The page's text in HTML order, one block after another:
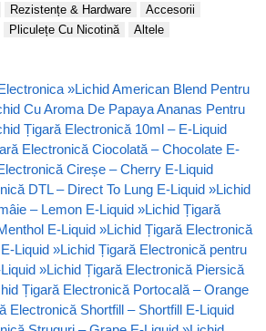
Rezistențe & Hardware
Accesorii
Pliculețe Cu Nicotină
Altele
»Lichid American Blend Pentru
Cu Aroma De Papaya Ananas Pentru
Țigară Electronică 10ml – E-Liquid
Electronică Ciocolată – Chocolate E-
Cireșe – Cherry E-Liquid
DTL – Direct To Lung E-Liquid »Lichid
– Lemon E-Liquid »Lichid Țigară
E-Liquid »Lichid Țigară Electronică
Liquid »Lichid Țigară Electronică pentru
»Lichid Țigară Electronică Piersică
Țigară Electronică Portocală – Orange
Electronică Shortfill – Shortfill E-Liquid